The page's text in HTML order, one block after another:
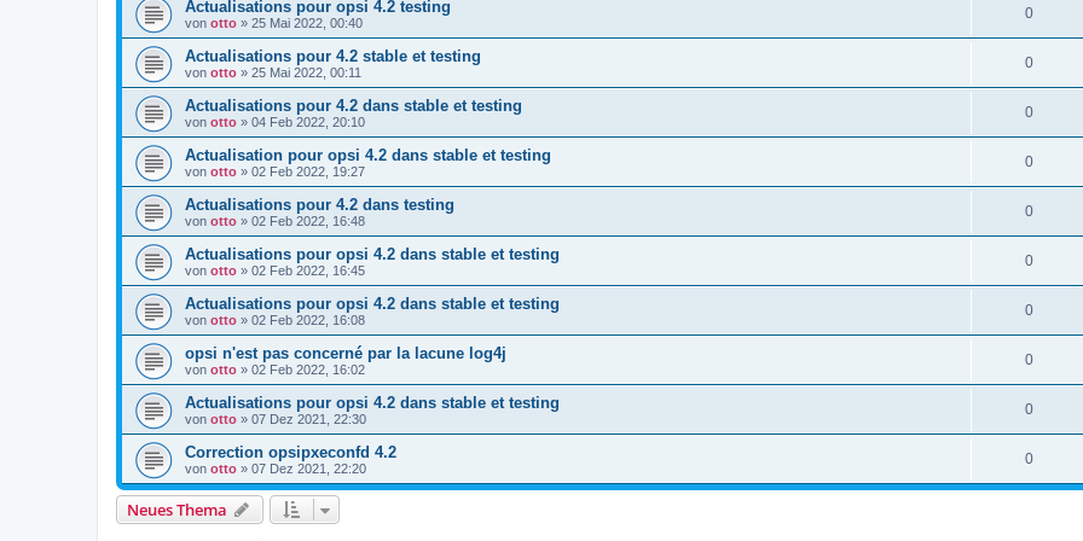
Actualisations pour opsi 4.2 testing
von otto » 25 Mai 2022, 00:40
0
Actualisations pour 4.2 stable et testing
von otto » 25 Mai 2022, 00:11
0
Actualisations pour 4.2 dans stable et testing
von otto » 04 Feb 2022, 20:10
0
Actualisation pour opsi 4.2 dans stable et testing
von otto » 02 Feb 2022, 19:27
0
Actualisations pour 4.2 dans testing
von otto » 02 Feb 2022, 16:48
0
Actualisations pour opsi 4.2 dans stable et testing
von otto » 02 Feb 2022, 16:45
0
Actualisations pour opsi 4.2 dans stable et testing
von otto » 02 Feb 2022, 16:08
0
opsi n'est pas concerné par la lacune log4j
von otto » 02 Feb 2022, 16:02
0
Actualisations pour opsi 4.2 dans stable et testing
von otto » 07 Dez 2021, 22:30
0
Correction opsipxeconfd 4.2
von otto » 07 Dez 2021, 22:20
0
Neues Thema